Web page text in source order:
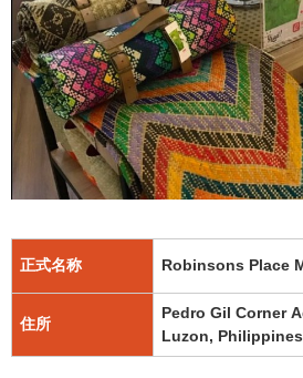
正式名称 Robinsons Place
住所
Pedro Gil Corner
Luzon, Philippines